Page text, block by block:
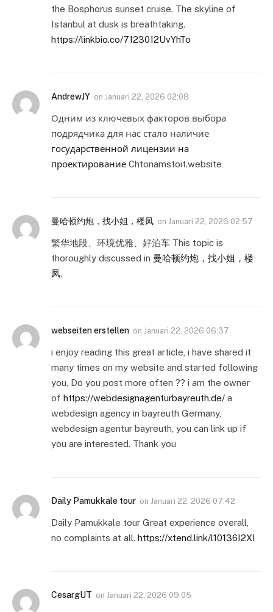
the Bosphorus sunset cruise. The skyline of
Istanbul at dusk is breathtaking.
https://linkbio.co/7123012UvYhTo
AndrewJY on Januari 22, 2026 02:08
Одним из ключевых факторов выбора
подрядчика для нас стало наличие
государственной лицензии на
проектирование Chtonamstoit.website
曼哈顿约炮，找小姐，楼凤 on Januari 22, 2026 02:57
繁华地段、环境优雅、好泊车 This topic is
thoroughly discussed in 曼哈顿约炮，找小姐，楼
凤.
webseiten erstellen on Januari 22, 2026 06:37
i enjoy reading this great article, i have shared it
many times on my website and started following
you, Do you post more often ?? i am the owner
of https://webdesignagenturbayreuth.de/ a
webdesign agency in bayreuth Germany,
webdesign agentur bayreuth, you can link up if
you are interested. Thank you
Daily Pamukkale tour on Januari 22, 2026 07:42
Daily Pamukkale tour Great experience overall,
no complaints at all. https://xtend.link/l10136I2XI
CesargUT on Januari 22, 2026 09:05